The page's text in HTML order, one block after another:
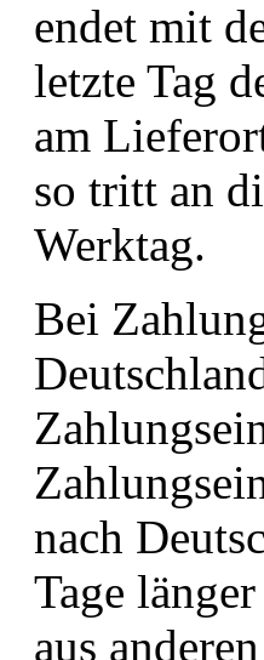
endet mit
letzte Tag
am
so tritt an
Werktag.
Bei
nach
Tage
aus